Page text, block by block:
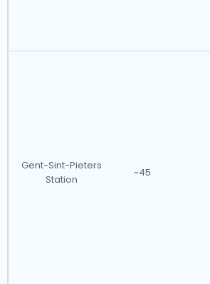
Gent-Sint-Pieters
Station
~45